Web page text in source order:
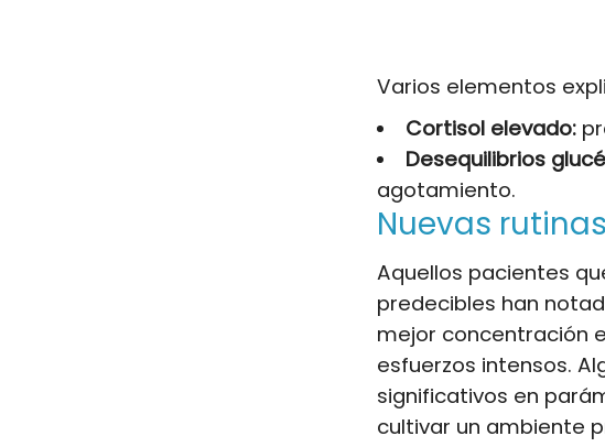
Varios elementos
Cortisol elevado:
Desequilibrios
agotamiento.
Nuevas
Aquellos pacientes
predecibles han
mejor concentración
esfuerzos intensos.
significativos en
cultivar un ambiente